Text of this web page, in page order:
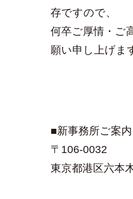
存ですので、
何卒ご厚情・ご
願い申し上げま
■新事務所ご案内
〒106-0032
東京都港区六本